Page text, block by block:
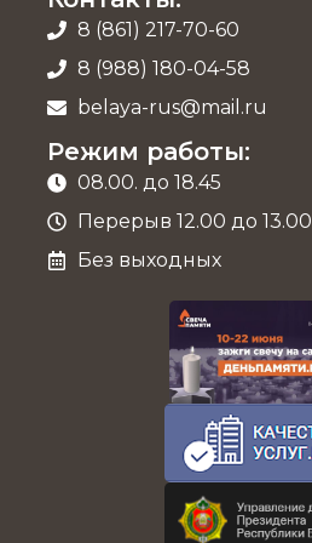
8 (861) 217-70-60
8 (988) 180-04-58
belaya-rus@mail.ru
Режим работы:
08.00. до 18.45
Перерыв 12.00 до 13.00
Без выходных